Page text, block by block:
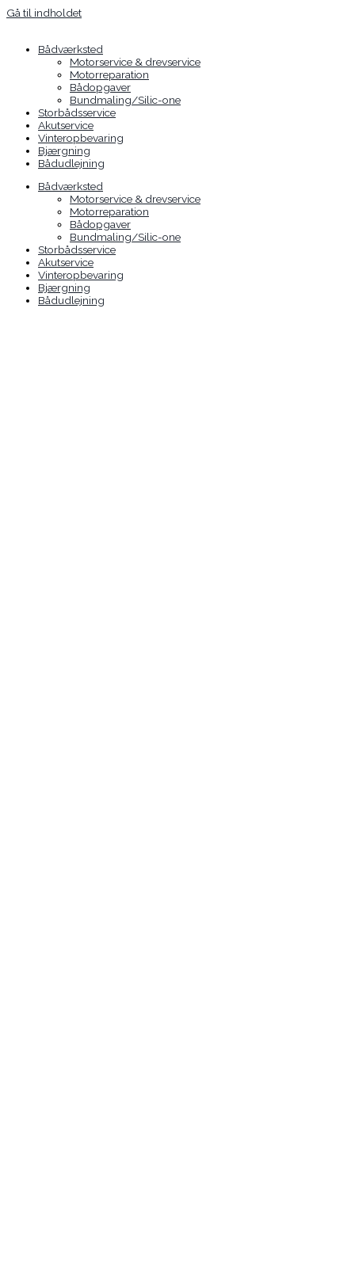
Gå til indholdet
Bådværksted
Motorservice & drevservice
Motorreparation
Bådopgaver
Bundmaling/Silic-one
Storbådsservice
Akutservice
Vinteropbevaring
Bjærgning
Bådudlejning
Bådværksted
Motorservice & drevservice
Motorreparation
Bådopgaver
Bundmaling/Silic-one
Storbådsservice
Akutservice
Vinteropbevaring
Bjærgning
Bådudlejning